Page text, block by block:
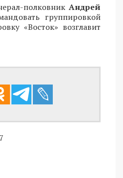
полковникАндрей
группировкой
«Восток» возглавит